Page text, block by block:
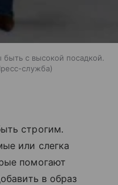
с высокой посадкой.
служба
строгим.
или слегка
помогают
в образ